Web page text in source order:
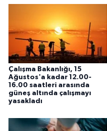
Çalışma Bakanlığı, 15
Ağustos'a kadar 12.00-
16.00 saatleri arasında
güneş altında çalışmayı
yasakladı